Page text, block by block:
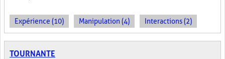
Expérience (10) Manipulation (4) Interactions (2)
TOURNANTE